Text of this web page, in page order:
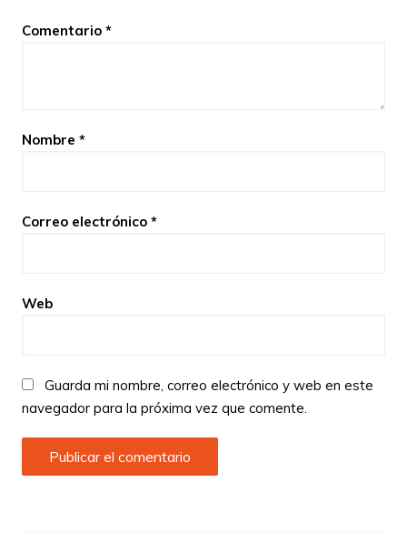
Comentario *
Nombre *
Correo electrónico *
Web
Guarda mi nombre, correo electrónico y web en este
navegador para la próxima vez que comente.